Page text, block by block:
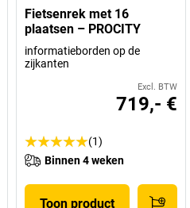
Fietsenrek met 16
plaatsen – PROCITY
informatieborden op de
zijkanten
Excl. BTW
719,- €
(1)
Binnen 4 weken
Toon product